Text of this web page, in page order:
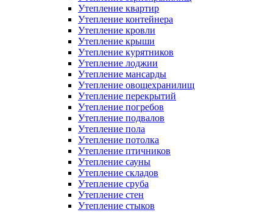
Утепление квартир
Утепление контейнера
Утепление кровли
Утепление крыши
Утепление курятников
Утепление лоджии
Утепление мансарды
Утепление овощехранилищ
Утепление перекрытий
Утепление погребов
Утепление подвалов
Утепление пола
Утепление потолка
Утепление птичников
Утепление сауны
Утепление складов
Утепление сруба
Утепление стен
Утепление стыков